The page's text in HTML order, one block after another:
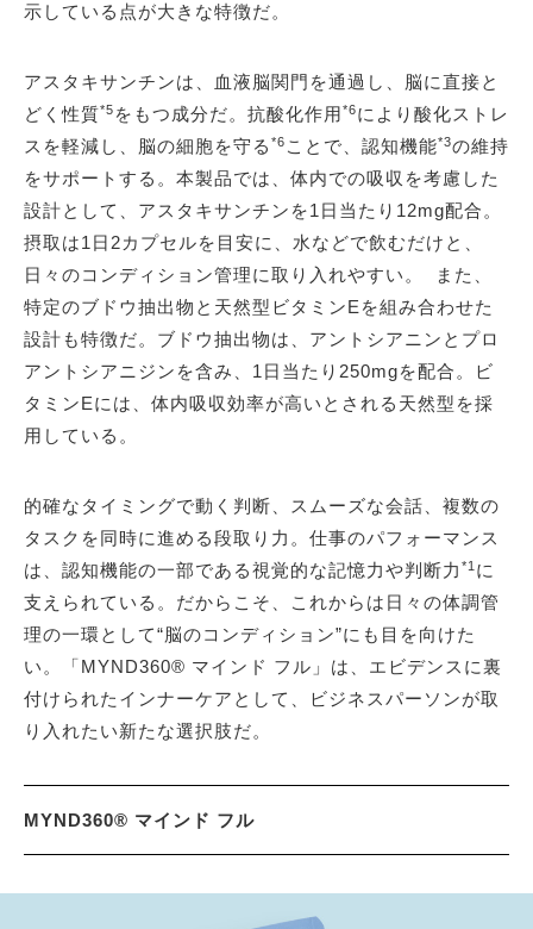
示している点が大きな特徴だ。
アスタキサンチンは、血液脳関門を通過し、脳に直接と
どく性質*5 をもつ成分だ。抗酸化作用*6により酸化ストレ
スを軽減し、脳の細胞を守る *6 ことで、認知機能*3の維持
をサポートする。本製品では、体内での吸収を考慮した
設計として、アスタキサンチンを1日当たり12mg配合。
摂取は1日2カプセルを目安に、水などで飲むだけと、
日々のコンディション管理に取り入れやすい。 また、
特定のブドウ抽出物と天然型ビタミンEを組み合わせた
設計も特徴だ。ブドウ抽出物は、アントシアニンとプロ
アントシアニジンを含み、1日当たり250mgを配合。ビ
タミンEには、体内吸収効率が高いとされる天然型を採
用している。
的確なタイミングで動く判断、スムーズな会話、複数の
タスクを同時に進める段取り力。仕事のパフォーマンス
は、認知機能の一部である視覚的な記憶力や判断力 *1 に
支えられている。だからこそ、これからは日々の体調管
理の一環として“脳のコンディション”にも目を向けた
い。「MYND360® マインド フル」は、エビデンスに裏
付けられたインナーケアとして、ビジネスパーソンが取
り入れたい新たな選択肢だ。
MYND360® マインド フル